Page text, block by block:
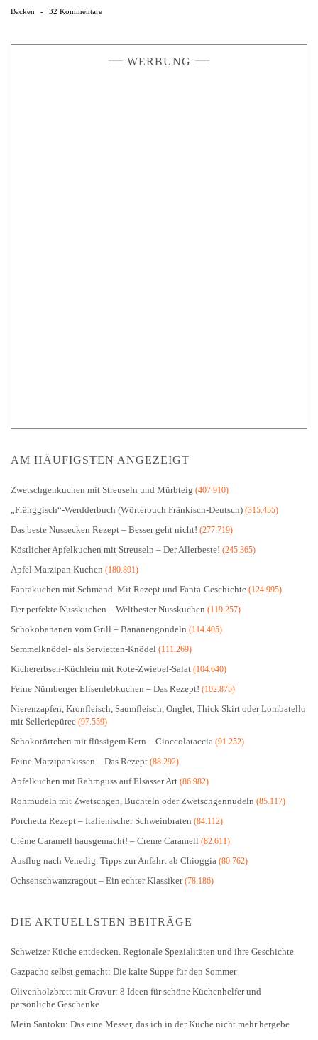
Backen - 32 Kommentare
WERBUNG
AM HÄUFIGSTEN ANGEZEIGT
Zwetschgenkuchen mit Streuseln und Mürbteig (407.910)
„Fränggisch“-Werdderbuch (Wörterbuch Fränkisch-Deutsch) (315.455)
Das beste Nussecken Rezept – Besser geht nicht! (277.719)
Köstlicher Apfelkuchen mit Streuseln – Der Allerbeste! (245.365)
Apfel Marzipan Kuchen (180.891)
Fantakuchen mit Schmand. Mit Rezept und Fanta-Geschichte (124.995)
Der perfekte Nusskuchen – Weltbester Nusskuchen (119.257)
Schokobananen vom Grill – Bananengondeln (114.405)
Semmelknödel- als Servietten-Knödel (111.269)
Kichererbsen-Küchlein mit Rote-Zwiebel-Salat (104.640)
Feine Nürnberger Elisenlebkuchen – Das Rezept! (102.875)
Nierenzapfen, Kronfleisch, Saumfleisch, Onglet, Thick Skirt oder Lombatello
mit Selleriepüree (97.559)
Schokotörtchen mit flüssigem Kern – Cioccolataccia (91.252)
Feine Marzipankissen – Das Rezept (88.292)
Apfelkuchen mit Rahmguss auf Elsässer Art (86.982)
Rohrnudeln mit Zwetschgen, Buchteln oder Zwetschgennudeln (85.117)
Porchetta Rezept – Italienischer Schweinbraten (84.112)
Crème Caramell hausgemacht! – Creme Caramell (82.611)
Ausflug nach Venedig. Tipps zur Anfahrt ab Chioggia (80.762)
Ochsenschwanzragout – Ein echter Klassiker(78.186)
DIE AKTUELLSTEN BEITRÄGE
Schweizer Küche entdecken. Regionale Spezialitäten und ihre Geschichte
Gazpacho selbst gemacht: Die kalte Suppe für den Sommer
Olivenholzbrett mit Gravur: 8 Ideen für schöne Küchenhelfer und
persönliche Geschenke
Mein Santoku: Das eine Messer, das ich in der Küche nicht mehr hergebe